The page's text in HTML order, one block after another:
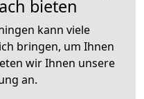
bieten
kann viele
bringen, um Ihnen
wir Ihnen unsere
an.